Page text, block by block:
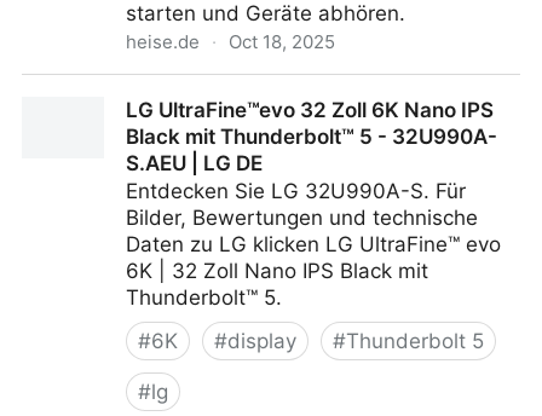
starten und Geräte abhören.
heise.de · Oct 18, 2025
Kopfhörer zu Abhörstationen
LG UltraFine™evo 32 Zoll 6K Nano IPS
Black mit Thunderbolt™ 5 - 32U990A-
S.AEU | LG DE
Entdecken Sie LG 32U990A-S. Für
Bilder, Bewertungen und technische
Daten zu LG klicken LG UltraFine™ evo
6K | 32 Zoll Nano IPS Black mit
Thunderbolt™ 5.
#6K #display #Thunderbolt 5
#lg